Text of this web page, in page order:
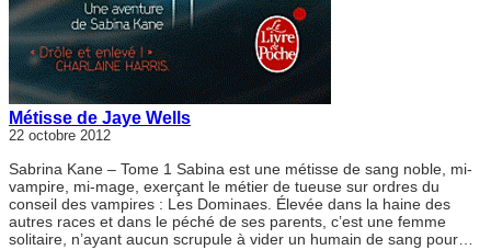
Métisse de Jaye Wells
22 octobre 2012
Sabrina Kane – Tome 1 Sabina est une métisse de sang noble, mi-
vampire, mi-mage, exerçant le métier de tueuse sur ordres du
conseil des vampires : Les Dominaes. Élevée dans la haine des
autres races et dans le péché de ses parents, c’est une femme
solitaire, n’ayant aucun scrupule à vider un humain de sang pour…